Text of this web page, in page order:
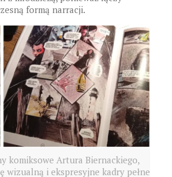
formą narracji.
komiksowe Artura Biernackiego,
wizualną i ekspresyjne kadry pełne